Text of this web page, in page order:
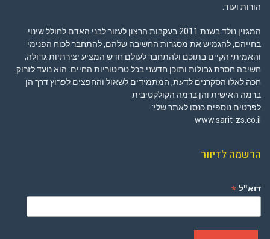
הורות ועוד.
המגזין נולד בשנת 2011 בעקבות הרצון לעזור לבני האדם לחולל שינוי
בחייהם, להגמיש את מסגרות החשיבה שלהם, להתחבר לכוח הפנימי
והאמיתי הקיים בתוכם ולהתחבר לעולם חדש המציע יצירתיות גדולה,
חשיבה חסרת גבולות ותוכן חדשני בכל טריטוריות החיים. הוא נועד לזרוק
חכה לאלו הסקרנים לדעת, המתמידים לשאול והחפצים לפרוץ דרך הן
ברמה האישית והן ברמה הקולקטיבית
לפרטים נוספים כנסו לאתר שלי:
www.sarit-zs.co.il
הרשמה לדיוור
דוא"ל *